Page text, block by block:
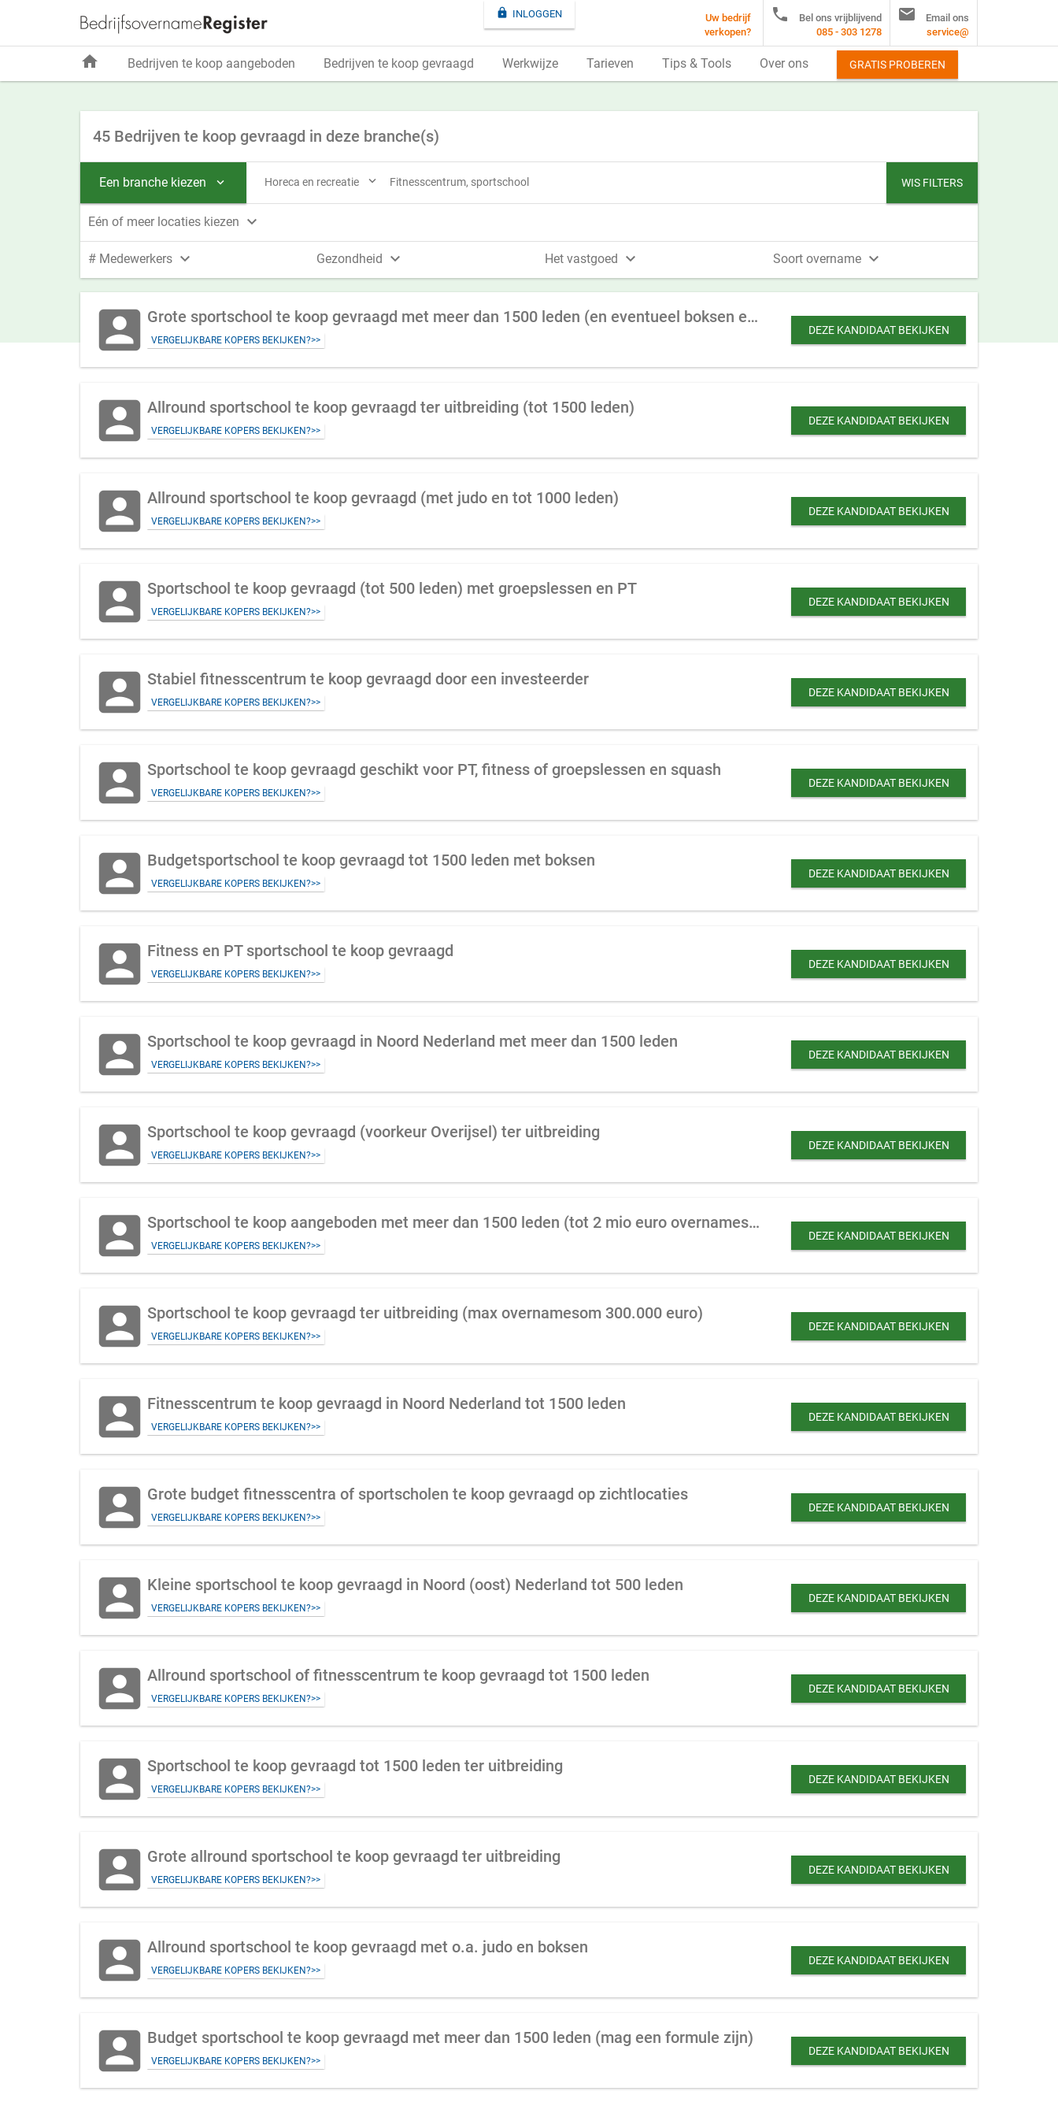
45 Bedrijven te koop gevraagd in deze branche(s)
Een branche kiezen  Horeca en recreatie  Fitnesscentrum, sportschool
Eén of meer locaties kiezen 
# Medewerkers  Gezondheid  Het vastgoed  Soort overname 
WIS FILTERS
account_box Grote sportschool te koop gevraagd met meer dan 1500 leden (en eventueel boksen en bootcamp)
VERGELIJKBARE KOPERS BEKIJKEN?>>
DEZE KANDIDAAT BEKIJKEN
account_box Allround sportschool te koop gevraagd ter uitbreiding (tot 1500 leden)
VERGELIJKBARE KOPERS BEKIJKEN?>>
DEZE KANDIDAAT BEKIJKEN
account_box Allround sportschool te koop gevraagd (met judo en tot 1000 leden)
VERGELIJKBARE KOPERS BEKIJKEN?>>
DEZE KANDIDAAT BEKIJKEN
account_box Sportschool te koop gevraagd (tot 500 leden) met groepslessen en PT
VERGELIJKBARE KOPERS BEKIJKEN?>>
DEZE KANDIDAAT BEKIJKEN
account_box Stabiel fitnesscentrum te koop gevraagd door een investeerder
VERGELIJKBARE KOPERS BEKIJKEN?>>
DEZE KANDIDAAT BEKIJKEN
account_box Sportschool te koop gevraagd geschikt voor PT, fitness of groepslessen en squash
VERGELIJKBARE KOPERS BEKIJKEN?>>
DEZE KANDIDAAT BEKIJKEN
account_box Budgetsportschool te koop gevraagd tot 1500 leden met boksen
VERGELIJKBARE KOPERS BEKIJKEN?>>
DEZE KANDIDAAT BEKIJKEN
account_box Fitness en PT sportschool te koop gevraagd
VERGELIJKBARE KOPERS BEKIJKEN?>>
DEZE KANDIDAAT BEKIJKEN
account_box Sportschool te koop gevraagd in Noord Nederland met meer dan 1500 leden
VERGELIJKBARE KOPERS BEKIJKEN?>>
DEZE KANDIDAAT BEKIJKEN
account_box Sportschool te koop gevraagd (voorkeur Overijsel) ter uitbreiding
VERGELIJKBARE KOPERS BEKIJKEN?>>
DEZE KANDIDAAT BEKIJKEN
account_box Sportschool te koop aangeboden met meer dan 1500 leden (tot 2 mio euro overnamesom)
VERGELIJKBARE KOPERS BEKIJKEN?>>
DEZE KANDIDAAT BEKIJKEN
account_box Sportschool te koop gevraagd ter uitbreiding (max overnamesom 300.000 euro)
VERGELIJKBARE KOPERS BEKIJKEN?>>
DEZE KANDIDAAT BEKIJKEN
account_box Fitnesscentrum te koop gevraagd in Noord Nederland tot 1500 leden
VERGELIJKBARE KOPERS BEKIJKEN?>>
DEZE KANDIDAAT BEKIJKEN
account_box Grote budget fitnesscentra of sportscholen te koop gevraagd op zichtlocaties
VERGELIJKBARE KOPERS BEKIJKEN?>>
DEZE KANDIDAAT BEKIJKEN
account_box Kleine sportschool te koop gevraagd in Noord (oost) Nederland tot 500 leden
VERGELIJKBARE KOPERS BEKIJKEN?>>
DEZE KANDIDAAT BEKIJKEN
account_box Allround sportschool of fitnesscentrum te koop gevraagd tot 1500 leden
VERGELIJKBARE KOPERS BEKIJKEN?>>
DEZE KANDIDAAT BEKIJKEN
account_box Sportschool te koop gevraagd tot 1500 leden ter uitbreiding
VERGELIJKBARE KOPERS BEKIJKEN?>>
DEZE KANDIDAAT BEKIJKEN
account_box Grote allround sportschool te koop gevraagd ter uitbreiding
VERGELIJKBARE KOPERS BEKIJKEN?>>
DEZE KANDIDAAT BEKIJKEN
account_box Allround sportschool te koop gevraagd met o.a. judo en boksen
VERGELIJKBARE KOPERS BEKIJKEN?>>
DEZE KANDIDAAT BEKIJKEN
account_box Budget sportschool te koop gevraagd met meer dan 1500 leden (mag een formule zijn)
VERGELIJKBARE KOPERS BEKIJKEN?>>
DEZE KANDIDAAT BEKIJKEN
 INLOGGEN
Uw bedrijf
verkopen?

Bel ons vrijblijvend
085 - 303 1278

Email ons
service@
home Bedrijven te koop aangeboden Bedrijven te koop gevraagd Werkwijze Tarieven Tips & Tools Over ons GRATIS PROBEREN